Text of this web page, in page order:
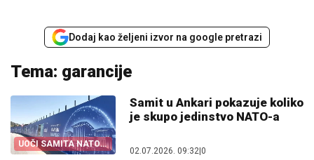
Dodaj kao željeni izvor na google pretrazi
Tema: garancije
UOČI SAMITA NATO-
A
Samit u Ankari pokazuje koliko
je skupo jedinstvo NATO-a
02.07.2026. 09:32 0